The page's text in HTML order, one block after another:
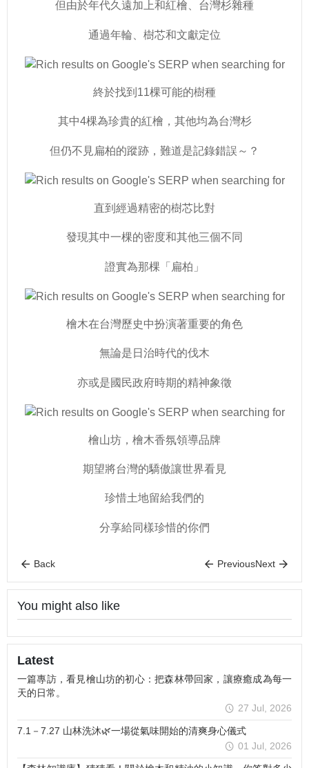
但由於年代久遠加上和紅檜、台灣杉雜種
通過年輪、樹芯和文獻定位
終於找到11棵可能的樹種
其中4棵為珍貴的紅檜，其他均為台灣杉
但仍不見扁柏的蹤跡，難道是記錄錯誤～？
直到經過精密的樹芯比對
發現其中一棵的密度和其他三個不同
證實為那棵「扁柏」
檜木在台灣歷史中扮演著重要的角色
無論是日治時代的伐木
亦或是國民政府時期的精神象徵
檜山坊，檜木香氛領導品牌
期望將台灣的驕傲讓世界看見
珍惜土地留給我們的
分享給同樣珍惜的你們
Back PreviousNext
You might also like
Latest
一篇專訪，看見檜山坊的初心：把森林帶回家，讓療癒成為每一
天的日常。
27 Jul, 2026
7.1－7.27 山林洗沐🌿一場從氣味開始的清爽身心儀式
01 Jul, 2026